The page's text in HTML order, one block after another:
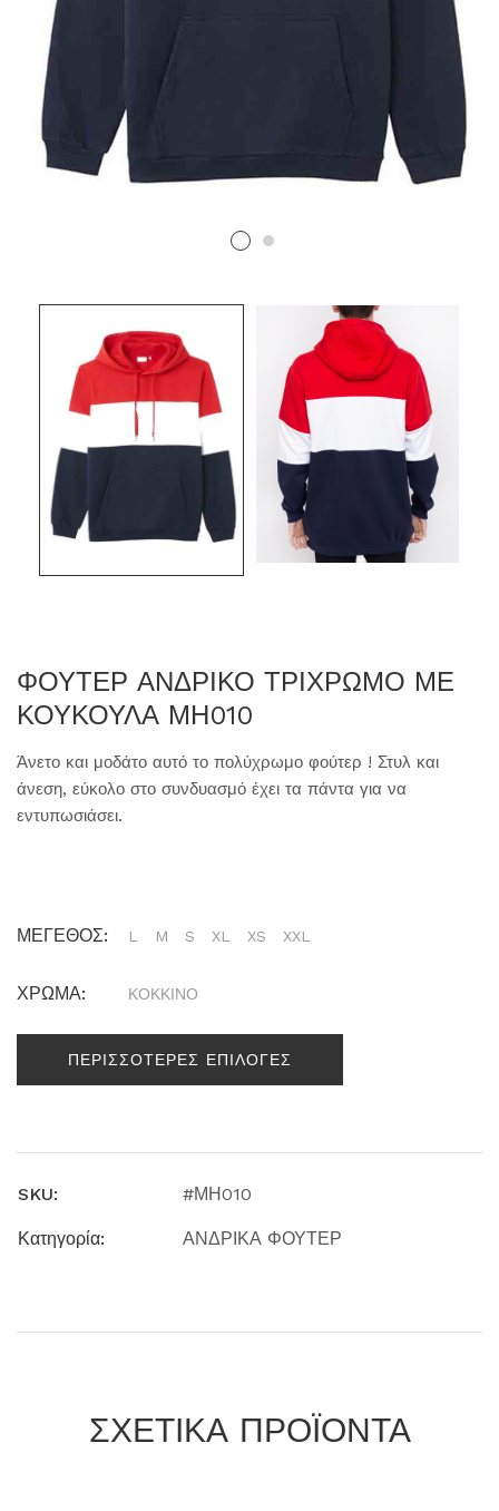
ΦΟΥΤΕΡ ΑΝΔΡΙΚΟ ΤΡΙΧΡΩΜΟ ΜΕ
ΚΟΥΚΟΥΛΑ ΜΗ010
Άνετο και μοδάτο αυτό το πολύχρωμο φούτερ ! Στυλ και
άνεση, εύκολο στο συνδυασμό έχει τα πάντα για να
εντυπωσιάσει.
ΜΕΓΕΘΟΣ: L M S XL XS XXL
ΧΡΩΜΑ: ΚΟΚΚΙΝΟ
ΠΕΡΙΣΣΟΤΕΡΕΣ ΕΠΙΛΟΓΕΣ
SKU: #ΜΗ010
Κατηγορία: ΑΝΔΡΙΚΑ ΦΟΥΤΕΡ
ΣΧΕΤΙΚΑ ΠΡΟΪΟΝΤΑ